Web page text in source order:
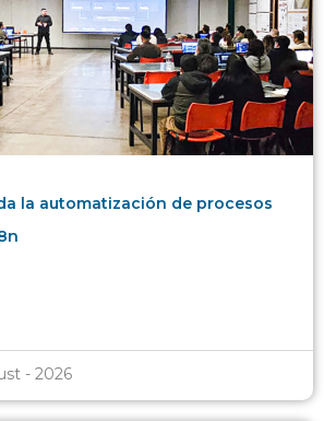
la automatización de procesos
- 2026